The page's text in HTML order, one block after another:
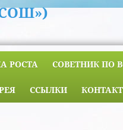
РОСТА СОВЕТНИК ПО
ССЫЛКИ